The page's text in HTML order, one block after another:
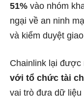
51% vào nhóm
ngại về an ninh
và kiểm duyệt
Chainlink lại được
với tổ chức tài
vai trò đưa dữ liệu